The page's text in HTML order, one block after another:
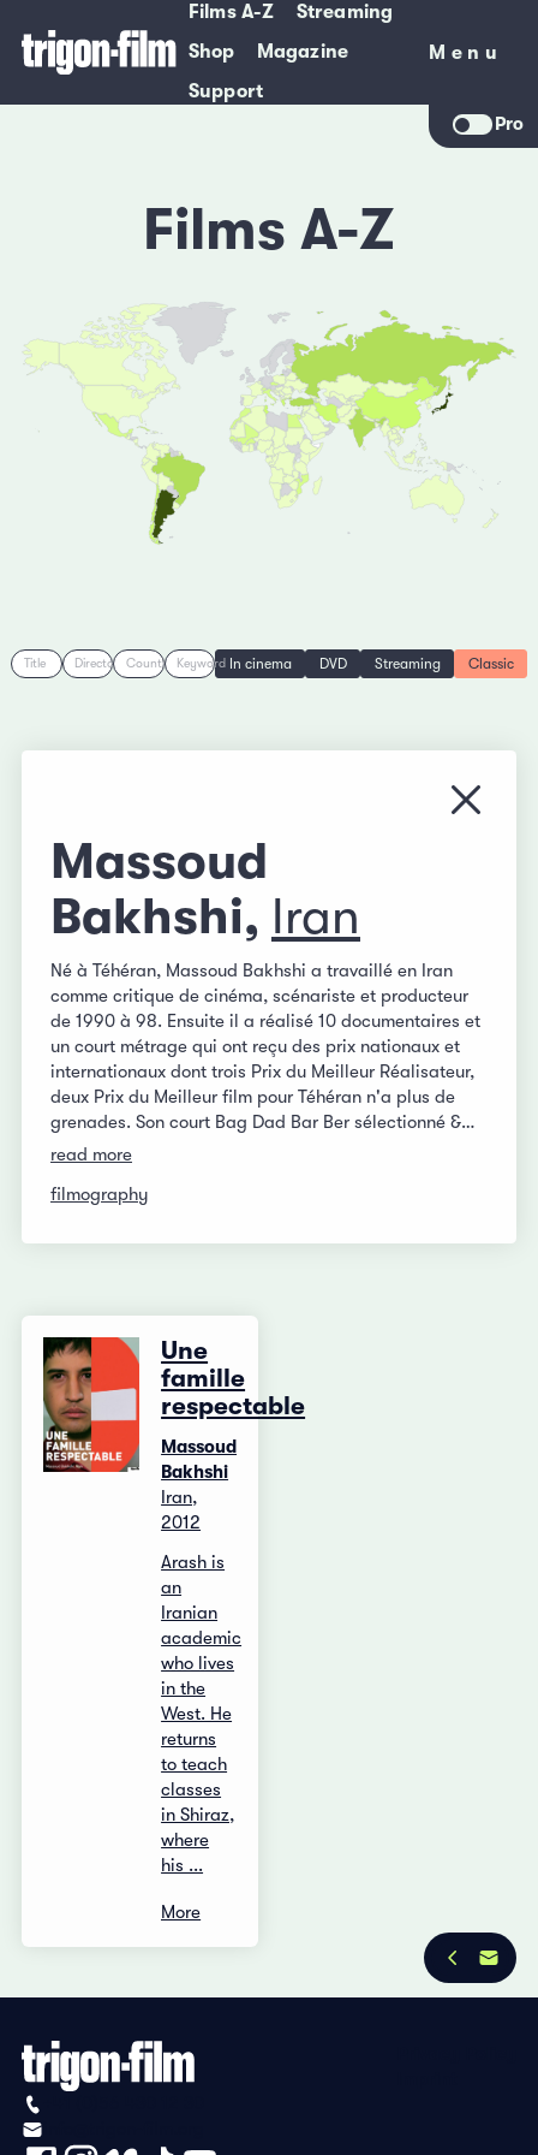
Films A-Z
Streaming
Shop
Magazine
Support
Menu
Menu
Pro
Films A-Z
Title Director Country Keyword In cinema DVD Streaming Classic
Close
Massoud
Bakhshi, Iran
Né à Téhéran, Massoud Bakhshi a travaillé en Iran
comme critique de cinéma, scénariste et producteur
de 1990 à 98. Ensuite il a réalisé 10 documentaires et
un court métrage qui ont reçu des prix nationaux et
internationaux dont trois Prix du Meilleur Réalisateur,
deux Prix du Meilleur film pour Téhéran n'a plus de
grenades. Son court Bag Dad Bar Ber sélectionné &…
read more
filmography
Une
famille
respectable
Massoud
Bakhshi
Iran,
2012
Arash is
an
Iranian
academic
who lives
in the
West. He
returns
to teach
classes
in Shiraz,
where
his ...
More